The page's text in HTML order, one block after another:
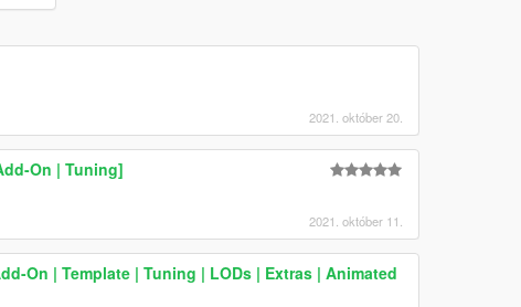
2021. október 20.
On | Tuning]
2021. október 11.
On | Template | Tuning | LODs | Extras | Animated